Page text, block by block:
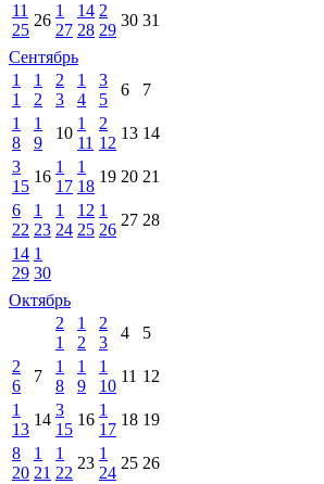
11
25
26
1
27
14
28
2
29
30 31
Сентябрь
1
1
1
2
2
3
1
4
3
5
6
7
1
8
1
9
10
1
11
2
12
13 14
3
15
16
1
17
1
18
19 20 21
6
22
1
23
1
24
12
25
1
26
27 28
14
29
1
30
Октябрь
2
1
1
2
2
3
4
5
2
6
7
1
8
1
9
1
10
11 12
1
13
14
3
15
16
1
17
18 19
8
20
1
21
1
22
23
1
24
25 26